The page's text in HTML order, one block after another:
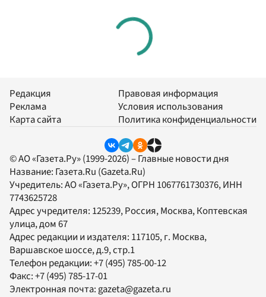
Редакция
Реклама
Карта сайта
Правовая информация
Условия использования
Политика конфиденциальности
© АО «Газета.Ру» (1999-2026) – Главные новости дня
Название: Газета.Ru (Gazeta.Ru)
Учредитель:АО «Газета.Ру», ОГРН 1067761730376, ИНН
7743625728
Адрес учредителя: 125239, Россия, Москва, Коптевская
улица, дом 67
Адрес редакции и издателя: 117105, г. Москва,
Варшавское шоссе, д.9, стр.1
Телефон редакции:+7 (495) 785-00-12
Факс:+7 (495) 785-17-01
Электронная почта:gazeta@gazeta.ru